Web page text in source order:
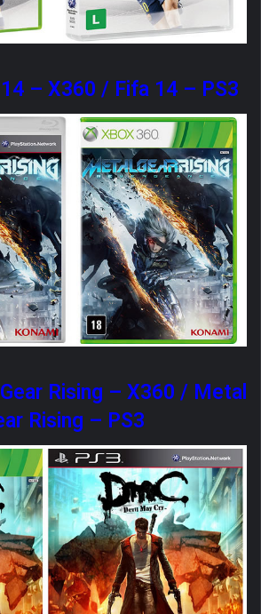
– X360 / Fifa 14 – PS3
Rising – X360 / Metal
Rising – PS3